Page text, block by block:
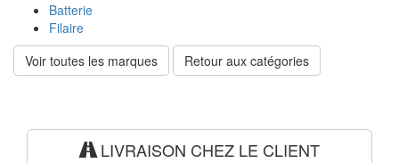
Batterie
Filaire
Voir toutes les marques
Retour aux catégories
LIVRAISON CHEZ LE CLIENT